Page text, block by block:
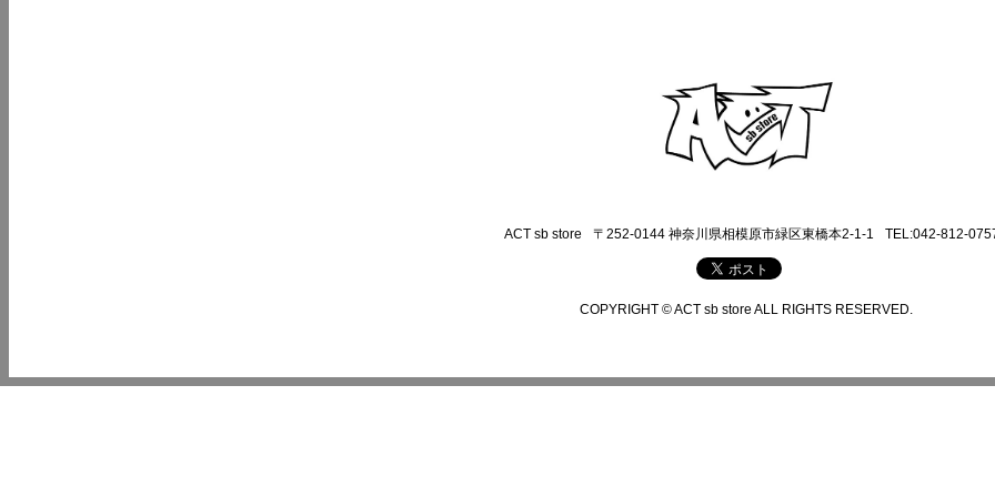
ACT sb store 〒252-0144 神奈川県相模原市緑区東橋本2-1-1 TEL:042-812-
COPYRIGHT © ACT sb store ALL RIGHTS RESERVED.